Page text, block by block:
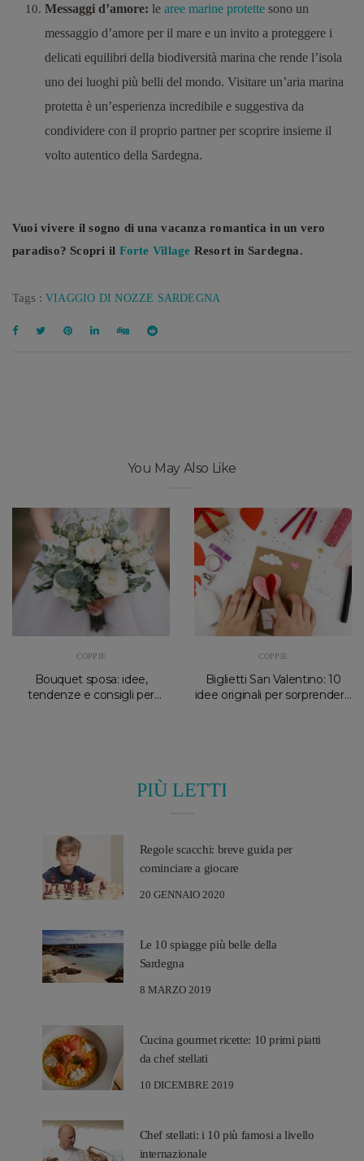
Messaggi d’amore: le aree marine protette sono un
messaggio d’amore per il mare e un invito a proteggere i
delicati equilibri della biodiversità marina che rende l’isola
uno dei luoghi più belli del mondo. Visitare un’aria marina
protetta è un’esperienza incredibile e suggestiva da
condividere con il proprio partner per scoprire insieme il
volto autentico della Sardegna.
Vuoi vivere il sogno di una vacanza romantica in un vero
paradiso? Scopri il Forte Village Resort in Sardegna.
Tags : VIAGGIO DI NOZZE SARDEGNA
You May Also Like
COPPIE
Bouquet sposa: idee,
tendenze e consigli per
COPPIE
Biglietti San Valentino: 10
idee originali per sorprendere
PIÙ LETTI
Regole scacchi: breve guida per
cominciare a giocare
20 GENNAIO 2020
Le 10 spiagge più belle della
Sardegna
8 MARZO 2019
Cucina gourmet ricette: 10 primi piatti
da chef stellati
10 DICEMBRE 2019
Chef stellati: i 10 più famosi a livello
internazionale